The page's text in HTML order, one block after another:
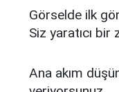
Görselde ilk
Siz yaratıcı
Ana akım